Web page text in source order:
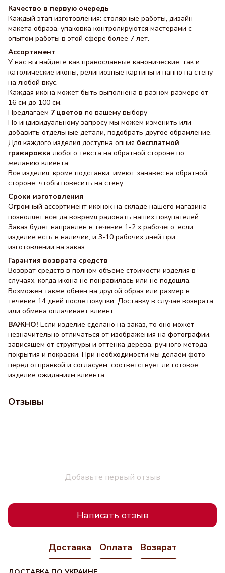
Качество в первую очередь
Каждый этап изготовления: столярные работы, дизайн
макета образа, упаковка контролируются мастерами с
опытом работы в этой сфере более 7 лет.
Ассортимент
У нас вы найдете как православные канонические, так и
католические иконы, религиозные картины и панно на стену
на любой вкус.
Каждая икона может быть выполнена в разном размере от
16 см до 100 см.
Предлагаем 7 цветов по вашему выбору
По индивидуальному запросу мы можем изменить или
добавить отдельные детали, подобрать другое обрамление.
Для каждого изделия доступна опция бесплатной
гравировки любого текста на обратной стороне по
желанию клиента
Все изделия, кроме подставки, имеют занавес на обратной
стороне, чтобы повесить на стену.
Сроки изготовления
Огромный ассортимент иконок на складе нашего магазина
позволяет всегда вовремя радовать наших покупателей.
Заказ будет направлен в течение 1-2 х рабочего, если
изделие есть в наличии, и 3-10 рабочих дней при
изготовлении на заказ.
Гарантия возврата средств
Возврат средств в полном объеме стоимости изделия в
случаях, когда икона не понравилась или не подошла.
Возможен также обмен на другой образ или размер в
течение 14 дней после покупки. Доставку в случае возврата
или обмена оплачивает клиент.
ВАЖНО! Если изделие сделано на заказ, то оно может
незначительно отличаться от изображения на фотографии,
зависящем от структуры и оттенка дерева, ручного метода
покрытия и покраски. При необходимости мы делаем фото
перед отправкой и согласуем, соответствует ли готовое
изделие ожиданиям клиента.
Отзывы
Добавьте первый отзыв
Написать отзыв
Доставка Оплата Возврат